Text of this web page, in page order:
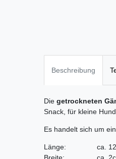
Beschreibung
Die getrockneten
Snack, für kleine
Es handelt sich um ein
Länge:
ca.
Breite:
ca.